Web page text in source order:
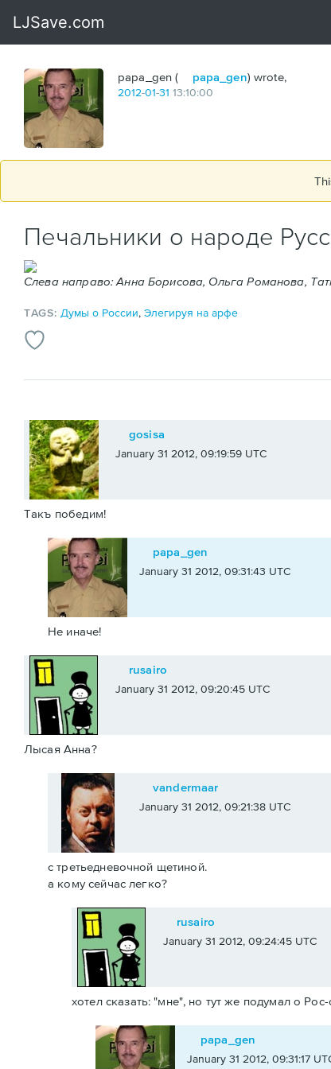
papa_gen ( papa_gen) wrote,
2012-01-31 13:10:00
Печальники о народе
Слева направо: Анна Борисова, Ольга Романова,
TAGS: Думы о России,Элегируя на арфе
gosisa
January 31 2012, 09:19:59 UTC
Такъ победим!
papa_gen
January 31 2012, 09:31:43 UTC
Не иначе!
rusairo
January 31 2012, 09:20:45 UTC
Лысая Анна?
vandermaar
January 31 2012, 09:21:38 UTC
с третьедневочной щетиной.
а кому сейчас легко?
rusairo
January 31 2012, 09:24:45 UTC
хотел сказать: "мне", но тут же подумал о Рос-
papa_gen
January 31 2012, 09:31:17